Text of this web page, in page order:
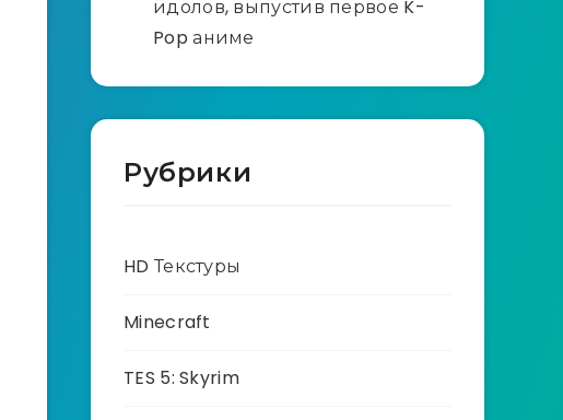
идолов, выпустив первое K-
Pop аниме
Рубрики
HD Текстуры
Minecraft
TES 5: Skyrim